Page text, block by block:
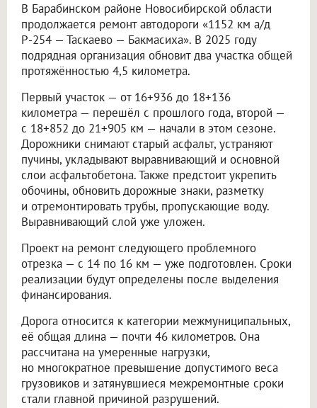
В Барабинском районе Новосибирской области
продолжается ремонт автодороги «1152 км а/д
Р-254 — Таскаево — Бакмасиха». В 2025 году
подрядная организация обновит два участка общей
протяжённостью 4,5 километра.
Первый участок — от 16+936 до 18+136
километра — перешёл с прошлого года, второй —
с 18+852 до 21+905 км — начали в этом сезоне.
Дорожники снимают старый асфальт, устраняют
пучины, укладывают выравнивающий и основной
слои асфальтобетона. Также предстоит укрепить
обочины, обновить дорожные знаки, разметку
и отремонтировать трубы, пропускающие воду.
Выравнивающий слой уже уложен.
Проект на ремонт следующего проблемного
отрезка — с 14 по 16 км — уже подготовлен. Сроки
реализации будут определены после выделения
финансирования.
Дорога относится к категории межмуниципальных,
её общая длина — почти 46 километров. Она
рассчитана на умеренные нагрузки,
но многократное превышение допустимого веса
грузовиков и затянувшиеся межремонтные сроки
стали главной причиной разрушений.